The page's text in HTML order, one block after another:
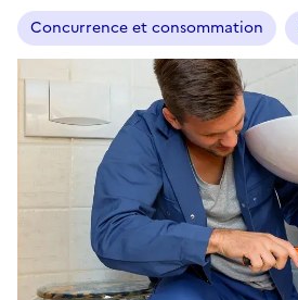
Concurrence et consommation